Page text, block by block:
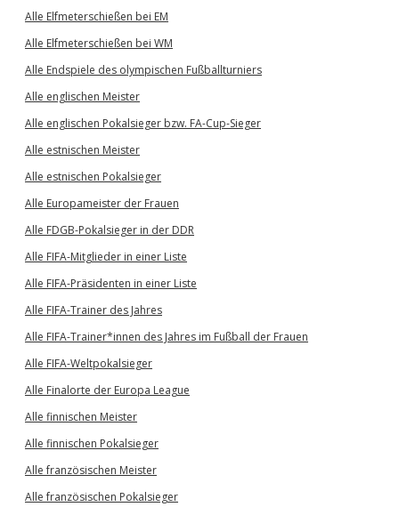
Alle Elfmeterschießen bei EM
Alle Elfmeterschießen bei WM
Alle Endspiele des olympischen Fußballturniers
Alle englischen Meister
Alle englischen Pokalsieger bzw. FA-Cup-Sieger
Alle estnischen Meister
Alle estnischen Pokalsieger
Alle Europameister der Frauen
Alle FDGB-Pokalsieger in der DDR
Alle FIFA-Mitglieder in einer Liste
Alle FIFA-Präsidenten in einer Liste
Alle FIFA-Trainer des Jahres
Alle FIFA-Trainer*innen des Jahres im Fußball der Frauen
Alle FIFA-Weltpokalsieger
Alle Finalorte der Europa League
Alle finnischen Meister
Alle finnischen Pokalsieger
Alle französischen Meister
Alle französischen Pokalsieger